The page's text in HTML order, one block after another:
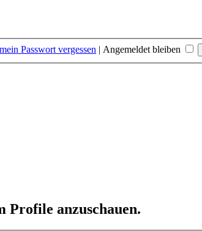
Passwort vergessen | Angemeldet bleiben
Profile anzuschauen.